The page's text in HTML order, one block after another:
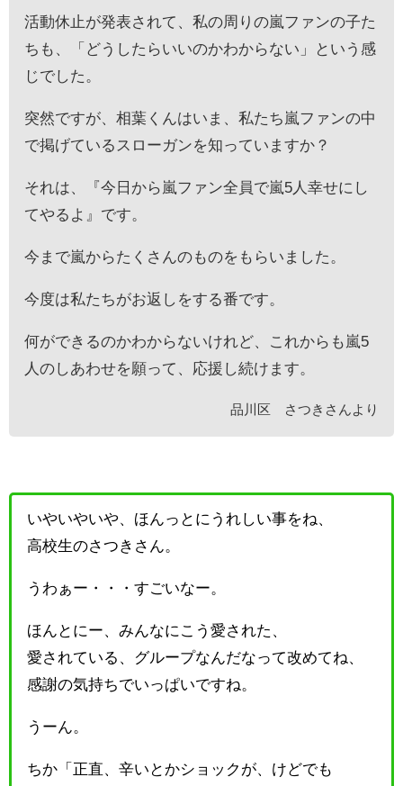
活動休止が発表されて、私の周りの嵐ファンの子た
ちも、「どうしたらいいのかわからない」という感
じでした。
突然ですが、相葉くんはいま、私たち嵐ファンの中
で掲げているスローガンを知っていますか？
それは、『今日から嵐ファン全員で嵐5人幸せにし
てやるよ』です。
今まで嵐からたくさんのものをもらいました。
今度は私たちがお返しをする番です。
何ができるのかわからないけれど、これからも嵐5
人のしあわせを願って、応援し続けます。
品川区 さつきさんより
いやいやいや、ほんっとにうれしい事をね、
高校生のさつきさん。
うわぁー・・・すごいなー。
ほんとにー、みんなにこう愛された、
愛されている、グループなんだなって改めてね、
感謝の気持ちでいっぱいですね。
うーん。
ちか「正直、辛いとかショックが、けどでも